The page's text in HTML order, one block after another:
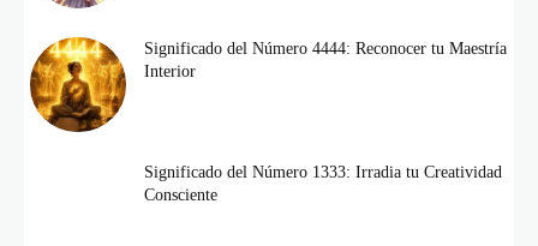
Significado del Número 4444: Reconocer tu Maestría
Interior
Significado del Número 1333: Irradia tu Creatividad
Consciente